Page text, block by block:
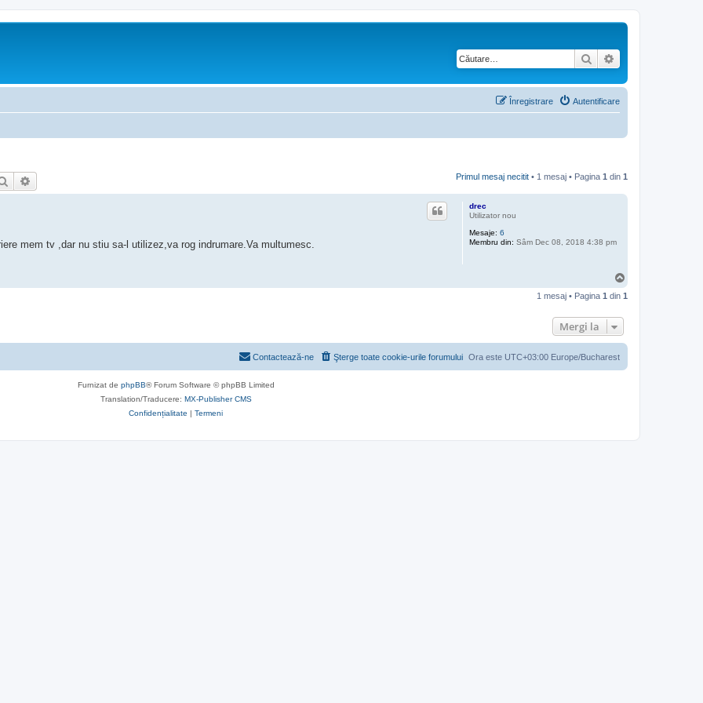
Căutare
Autentificare
Înregistrare
Căutare Primul mesaj necitit • 1 mesaj • Pagina 1 din 1
drec
Utilizator nou
Mesaje: 6
Membru din: Sâm Dec 08, 2018 4:38 pm
mem tv ,dar nu stiu sa-l utilizez,va rog indrumare.Va multumesc.
s
1 mesaj • Pagina 1 din 1
Mergi la
Ora este UTC+03:00 Europe/Bucharest
Şterge toate cookie-urile forumului
Contactează-ne
Furnizat de phpBB® Forum Software © phpBB Limited
Translation/Traducere: MX-Publisher CMS
Confidențialitate | Termeni